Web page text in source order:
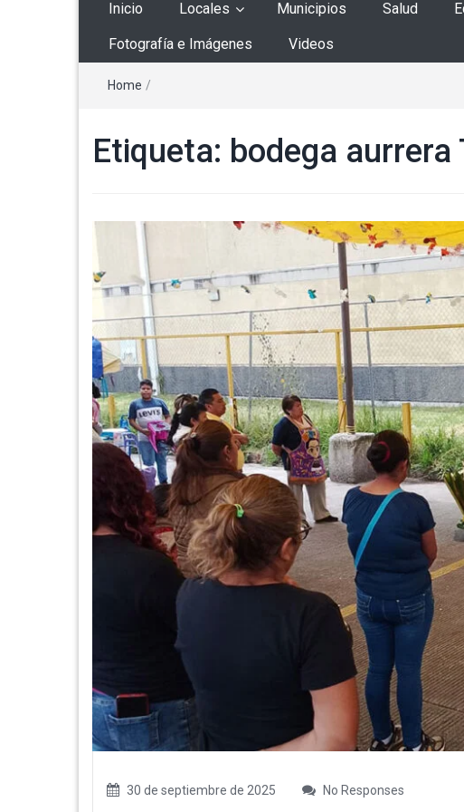
Inicio Locales Municipios Salud
Fotografía e Imágenes Videos
Home /
Etiqueta: bodega aurrera
30 de septiembre de 2025 No Responses